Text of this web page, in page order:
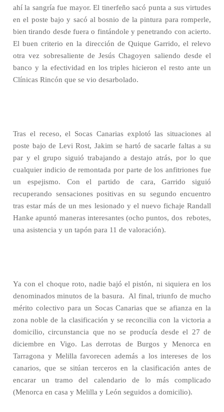
ahí la sangría fue mayor. El tinerfeño sacó punta a sus virtudes
en el poste bajo y sacó al bosnio de la pintura para romperle,
bien tirando desde fuera o fintándole y penetrando con acierto.
El buen criterio en la dirección de Quique Garrido, el relevo
otra vez sobresaliente de Jesús Chagoyen saliendo desde el
banco y la efectividad en los triples hicieron el resto ante un
Clínicas Rincón que se vio desarbolado.
Tras el receso, el Socas Canarias explotó las situaciones al
poste bajo de Levi Rost, Jakim se hartó de sacarle faltas a su
par y el grupo siguió trabajando a destajo atrás, por lo que
cualquier indicio de remontada por parte de los anfitriones fue
un espejismo. Con el partido de cara, Garrido siguió
recuperando sensaciones positivas en su segundo encuentro
tras estar más de un mes lesionado y el nuevo fichaje Randall
Hanke apuntó maneras interesantes (ocho puntos, dos rebotes,
una asistencia y un tapón para 11 de valoración).
Ya con el choque roto, nadie bajó el pistón, ni siquiera en los
denominados minutos de la basura.
Al final, triunfo de mucho
mérito colectivo para un Socas Canarias que se afianza en la
zona noble de la clasificación y se reconcilia con la victoria a
domicilio, circunstancia que no se producía desde el 27 de
diciembre en Vigo. Las derrotas de Burgos y Menorca en
Tarragona y Melilla favorecen además a los intereses de los
canarios, que se sitúan terceros en la clasificación antes de
encarar un tramo del calendario de lo más complicado
(Menorca en casa y Melilla y León seguidos a domicilio).